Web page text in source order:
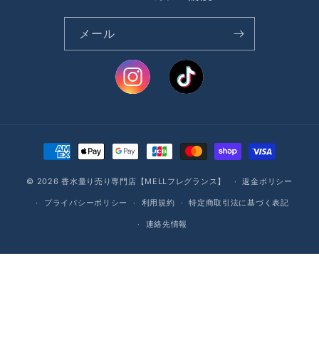
メール
決
済
方
法
© 2026香水量り売り専門店【MELLフレグランス】 返金ポリシー
プライバシーポリシー 利用規約 特定商取引法に基づく表記
連絡先情報